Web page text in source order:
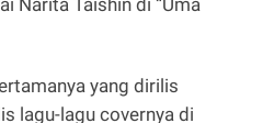
Narita Taishin di “Uma
yang dirilis
lagu-lagu covernya di